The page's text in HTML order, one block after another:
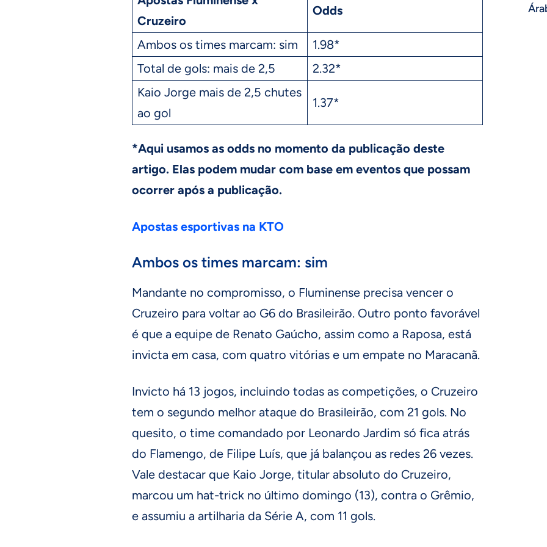
Cruzeiro
Odds
Ambos os times marcam: sim
1.98*
Total de gols: mais de 2,5
2.32*
Kaio Jorge mais de 2,5 chutes
ao gol
1.37*
*Aqui usamos as odds no momento da publicação deste
artigo. Elas podem mudar com base em eventos que possam
ocorrer após a publicação.
Apostas esportivas na KTO
Ambos os times marcam: sim
Mandante no compromisso, o Fluminense precisa vencer o
Cruzeiro para voltar ao G6 do Brasileirão. Outro ponto favorável
é que a equipe de Renato Gaúcho, assim como a Raposa, está
invicta em casa, com quatro vitórias e um empate no Maracanã.
Invicto há 13 jogos, incluindo todas as competições, o Cruzeiro
tem o segundo melhor ataque do Brasileirão, com 21 gols. No
quesito, o time comandado por Leonardo Jardim só fica atrás
do Flamengo, de Filipe Luís, que já balançou as redes 26 vezes.
Vale destacar que Kaio Jorge, titular absoluto do Cruzeiro,
marcou um hat-trick no último domingo (13), contra o Grêmio,
e assumiu a artilharia da Série A, com 11 gols.